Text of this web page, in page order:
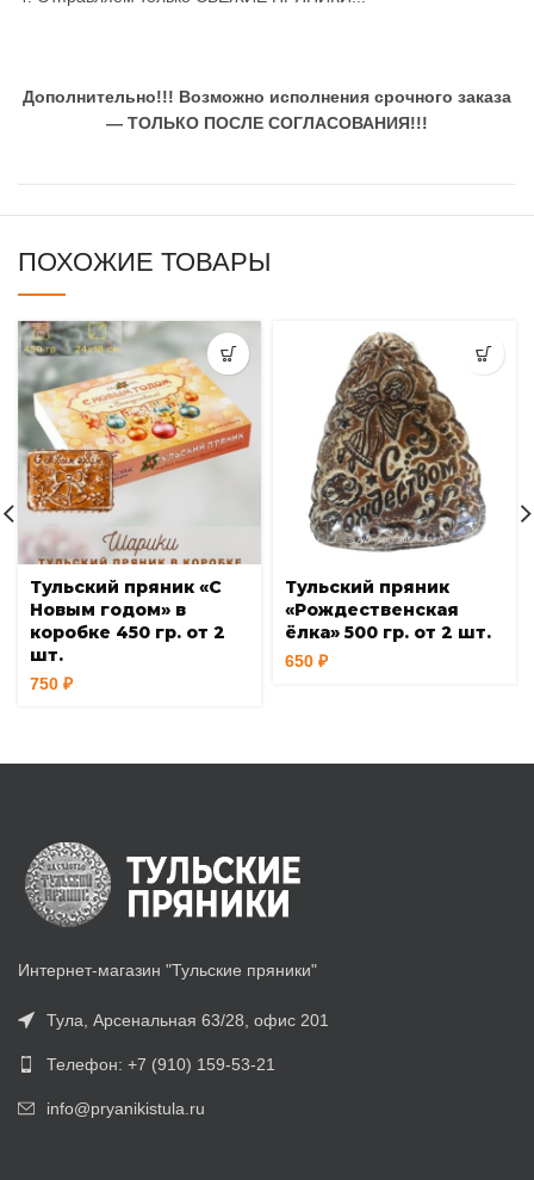
Дополнительно!!! Возможно исполнения срочного заказа
— ТОЛЬКО ПОСЛЕ СОГЛАСОВАНИЯ!!!
ПОХОЖИЕ ТОВАРЫ
Тульский пряник «С
Новым годом» в
коробке 450 гр. от 2
шт.
750 ₽
Тульский пряник
«Рождественская
ёлка» 500 гр. от 2 шт.
650 ₽
Интернет-магазин "Тульские пряники"
Тула, Арсенальная 63/28, офис 201
Телефон: +7 (910) 159-53-21
info@pryanikistula.ru